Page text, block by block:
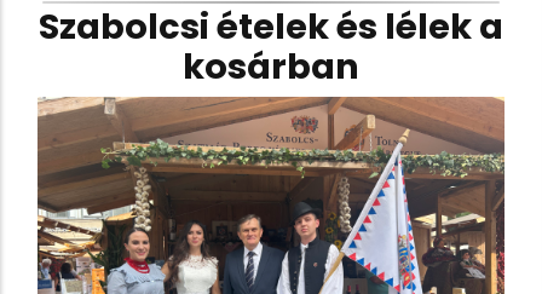
Szabolcsi ételek és lélek a
kosárban